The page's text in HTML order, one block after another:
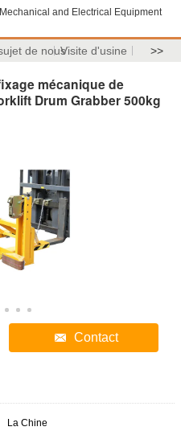
and Electrical Equipment
de nousVisite d'usine >>
mécanique de
Drum Grabber 500kg
Contact
La Chine